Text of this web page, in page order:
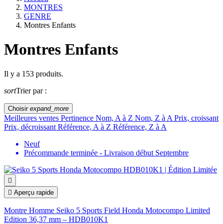
MONTRES
GENRE
Montres Enfants
Montres Enfants
Il y a 153 produits.
sortTrier par :
Choisir expand_more
Meilleures ventes Pertinence Nom, A à Z Nom, Z à A Prix, croissant
Prix, décroissant Référence, A à Z Référence, Z à A
Neuf
Précommande terminée - Livraison début Septembre

 Aperçu rapide
Montre Homme Seiko 5 Sports Field Honda Motocompo Limited
Edition 36,37 mm – HDB010K1